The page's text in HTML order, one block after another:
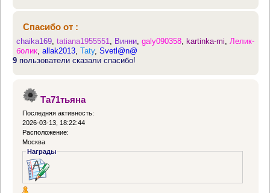
Спасибо от :
chaika169,tatiana1955551, Винни,galy090358, kartinka-mi,Лелик-
болик,allak2013,Taty,Svetl@n@
9 пользователи сказали спасибо!
Та71тьяна
Последняя активность:
2026-03-13, 18:22:44
Расположение:
Москва
Награды